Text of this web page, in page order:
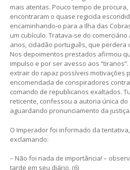
mais atentas. Pouco tempo de
encontraram o quase regicida
encaminhando-o para a Ilha das
um cubículo. Tratava-se do comerciário
anos, cidadão português, que perdera
Nos depoimentos prestados afirmou
impulso e por ser avesso aos
extrair do rapaz possíveis motivações
encomendada de conspiradores
comando de republicanos exaltados.
reticente, confessou a autoria única
aguardando pronunciamento da
O Imperador foi informado da
exclamando:
– Não foi nada de importância! –
tarde em seu diário. (6)